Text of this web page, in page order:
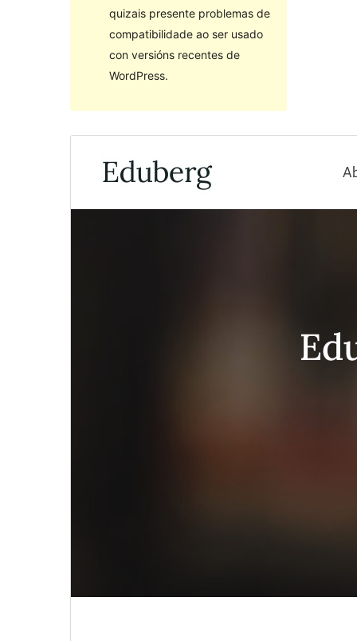
quizais presente problemas de
compatibilidade ao ser usado
con versións recentes de
WordPress.